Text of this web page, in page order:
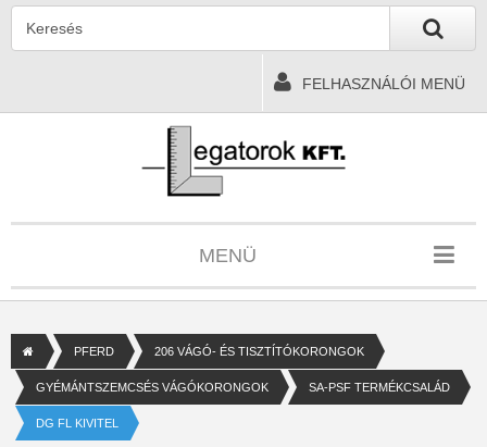
FELHASZNÁLÓI MENÜ
MENÜ
PFERD 206 VÁGÓ- ÉS TISZTÍTÓKORONGOK
GYÉMÁNTSZEMCSÉS VÁGÓKORONGOK SA-PSF TERMÉKCSALÁD
DG FL KIVITEL